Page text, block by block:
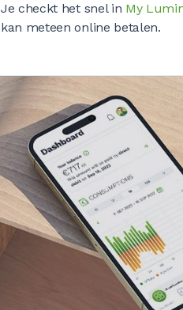
Je checkt het snel in My
kan meteen online betalen.